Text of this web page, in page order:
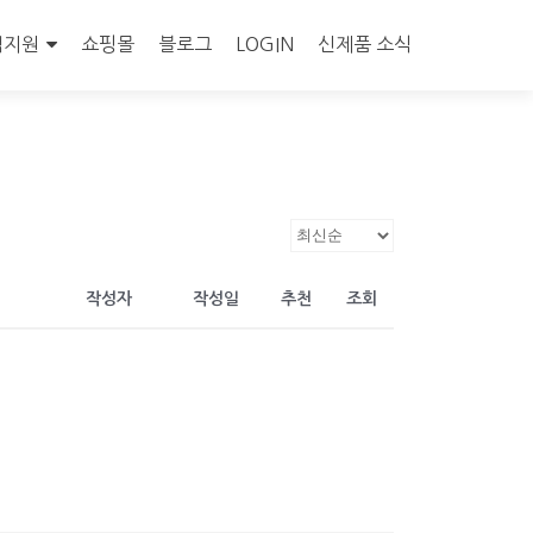
지원 쇼핑몰 블로그 LOGIN 신제품 소식
작성자 작성일 추천 조회